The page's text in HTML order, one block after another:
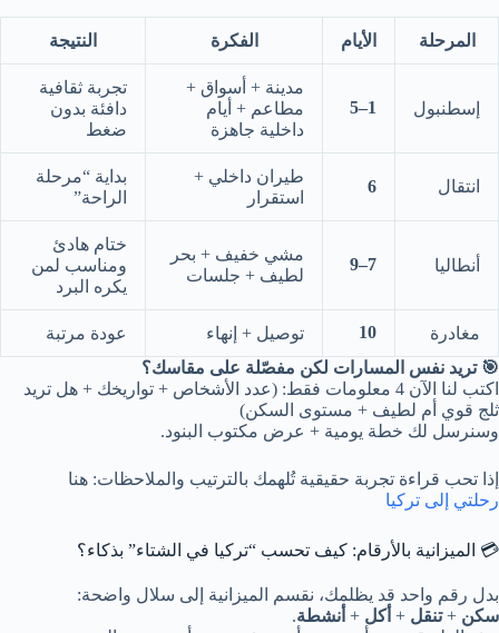
المرحلة الأيام الفكرة النتيجة
إسطنبول 1–5
مدينة + أسواق +
مطاعم + أيام
داخلية جاهزة
تجربة ثقافية
دافئة بدون
ضغط
انتقال 6
طيران داخلي +
استقرار
بداية “مرحلة
الراحة”
أنطاليا 7–9
مشي خفيف + بحر
لطيف + جلسات
ختام هادئ
ومناسب لمن
يكره البرد
مغادرة 10 توصيل + إنهاء
عودة مرتبة
🎯 تريد نفس المسارات لكن مفصّلة على مقاسك؟
اكتب لنا الآن 4 معلومات فقط: (عدد الأشخاص + تواريخك + هل تريد
ثلج قوي أم لطيف + مستوى السكن)
وسنرسل لك خطة يومية + عرض مكتوب البنود.
إذا تحب قراءة تجربة حقيقية تُلهمك بالترتيب والملاحظات: هنا
رحلتي إلى تركيا
💳 الميزانية بالأرقام: كيف تحسب “تركيا في الشتاء” بذكاء؟
بدل رقم واحد قد يظلمك، نقسم الميزانية إلى سلال واضحة:
سكن +تنقل + أكل + أنشطة.